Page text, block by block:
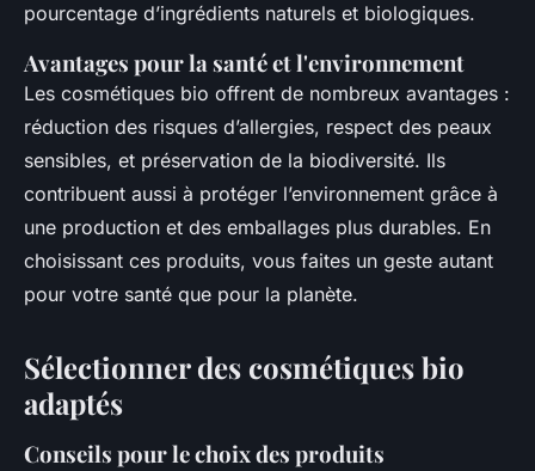
pourcentage d’ingrédients naturels et biologiques.
Avantages pour la santé et l'environnement
Les cosmétiques bio offrent de nombreux avantages :
réduction des risques d’allergies, respect des peaux
sensibles, et préservation de la biodiversité. Ils
contribuent aussi à protéger l’environnement grâce à
une production et des emballages plus durables. En
choisissant ces produits, vous faites un geste autant
pour votre santé que pour la planète.
Sélectionner des cosmétiques bio
adaptés
Conseils pour le choix des produits